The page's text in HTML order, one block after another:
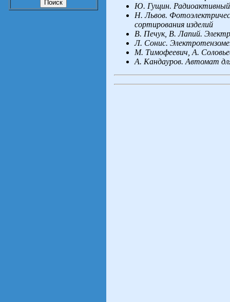
Ю. Гущин. Радиоактивный
Н. Львов.
сортирования изделий
В. Печук, В. Лапий.
Л. Сонис.
М. Тимофеевич, А.
А. Кандауров. Автомат